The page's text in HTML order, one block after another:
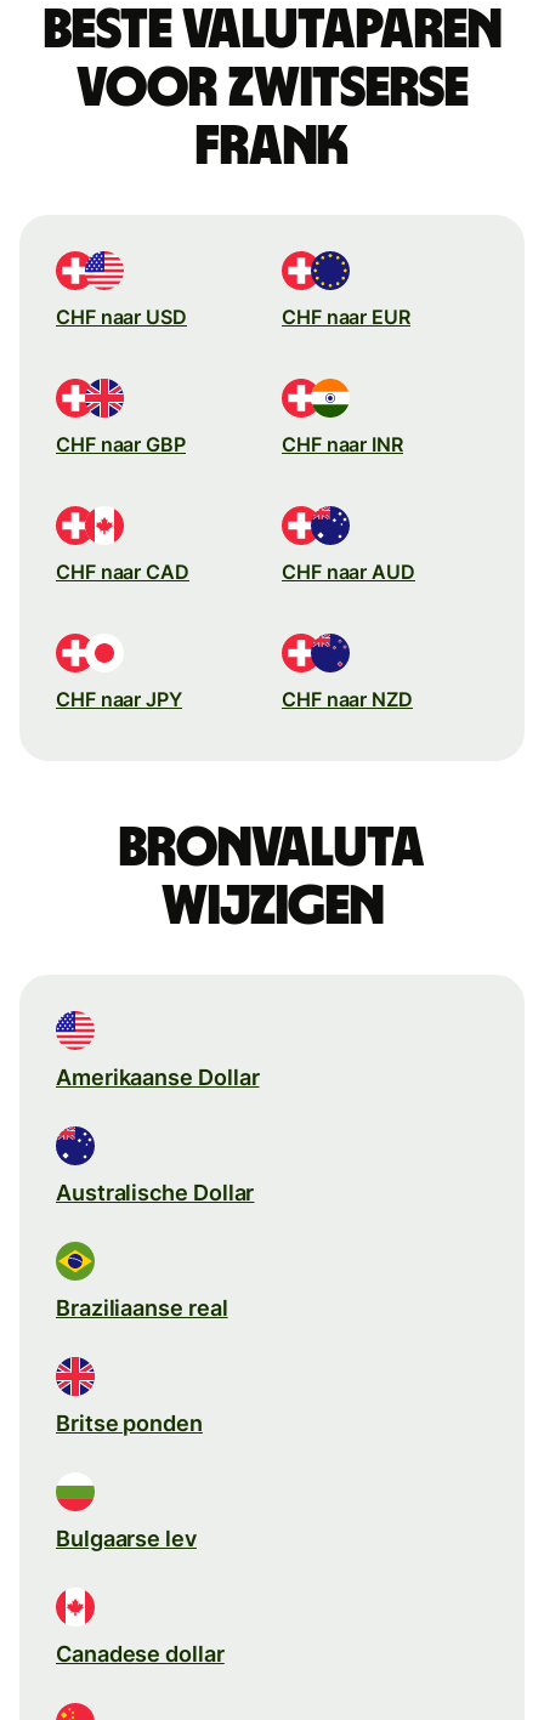
Beste valutaparen
voor Zwitserse
frank
CHF naar USD CHF naar EUR
CHF naar GBP CHF naar INR
CHF naar CAD CHF naar AUD
CHF naar JPY CHF naar NZD
Bronvaluta
wijzigen
Amerikaanse Dollar
Australische Dollar
Braziliaanse real
Britse ponden
Bulgaarse lev
Canadese dollar